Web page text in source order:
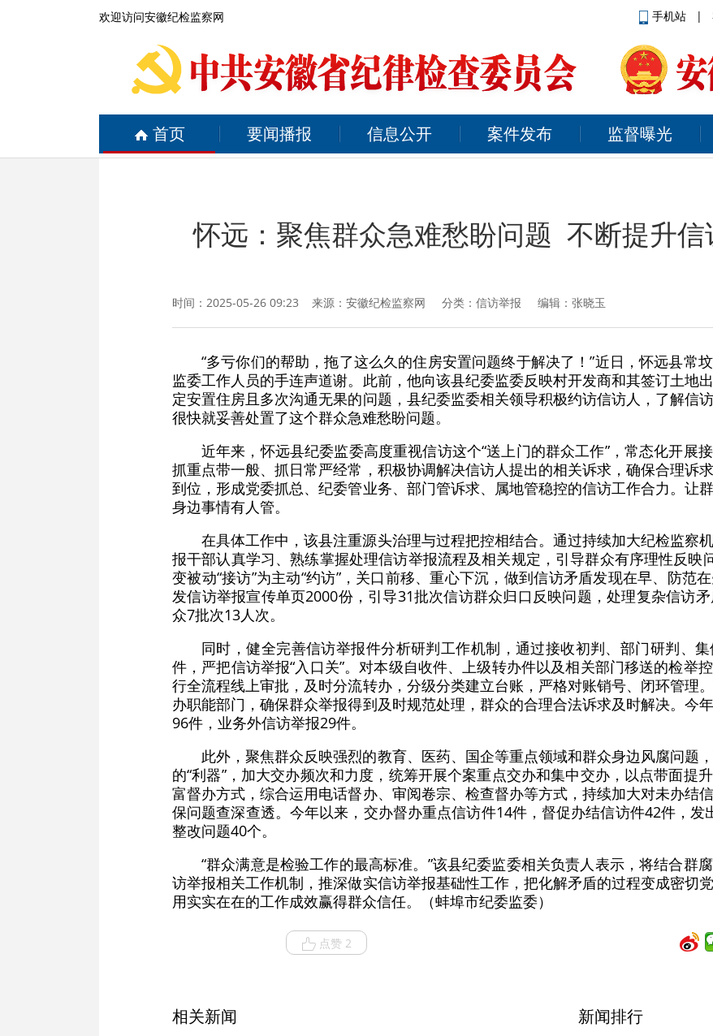
欢迎访问安徽纪检监察网 手机站 |
首页 要闻播报 信息公开 案件发布 监督曝光
怀远：聚焦群众急难愁盼问题 不断提升
时间：2025-05-26 09:23 来源： 安徽纪检监察网 分类：信访举报 编辑：张晓玉
“多亏你们的帮助，拖了这么久的住房安置问题终于解决了！”近日，怀远县常
监委工作人员的手连声道谢。此前，他向该县纪委监委反映村开发商和其签订土地
定安置住房且多次沟通无果的问题，县纪委监委相关领导积极约访信访人，了解信
很快就妥善处置了这个群众急难愁盼问题。
近年来，怀远县纪委监委高度重视信访这个“送上门的群众工作”，常态化开展
抓重点带一般、抓日常严经常，积极协调解决信访人提出的相关诉求，确保合理诉
到位，形成党委抓总、纪委管业务、部门管诉求、属地管稳控的信访工作合力。让
身边事情有人管。
在具体工作中，该县注重源头治理与过程把控相结合。通过持续加大纪检监察
报干部认真学习、熟练掌握处理信访举报流程及相关规定，引导群众有序理性反映
变被动“接访”为主动“约访”，关口前移、重心下沉，做到信访矛盾发现在早、防范
发信访举报宣传单页2000份，引导31批次信访群众归口反映问题，处理复杂信访
众7批次13人次。
同时，健全完善信访举报件分析研判工作机制，通过接收初判、部门研判、
件，严把信访举报“入口关”。对本级自收件、上级转办件以及相关部门移送的检举
行全流程线上审批，及时分流转办，分级分类建立台账，严格对账销号、闭环管理
办职能部门，确保群众举报得到及时规范处理，群众的合理合法诉求及时解决。今
96件，业务外信访举报29件。
此外，聚焦群众反映强烈的教育、医药、国企等重点领域和群众身边风腐问题
的“利器”，加大交办频次和力度，统筹开展个案重点交办和集中交办，以点带面提
富督办方式，综合运用电话督办、审阅卷宗、检查督办等方式，持续加大对未办结
保问题查深查透。今年以来，交办督办重点信访件14件，督促办结信访件42件，发
整改问题40个。
“群众满意是检验工作的最高标准。”该县纪委监委相关负责人表示，将结合群
访举报相关工作机制，推深做实信访举报基础性工作，把化解矛盾的过程变成密切
用实实在在的工作成效赢得群众信任。（蚌埠市纪委监委）
点赞 2
相关新闻 新闻排行